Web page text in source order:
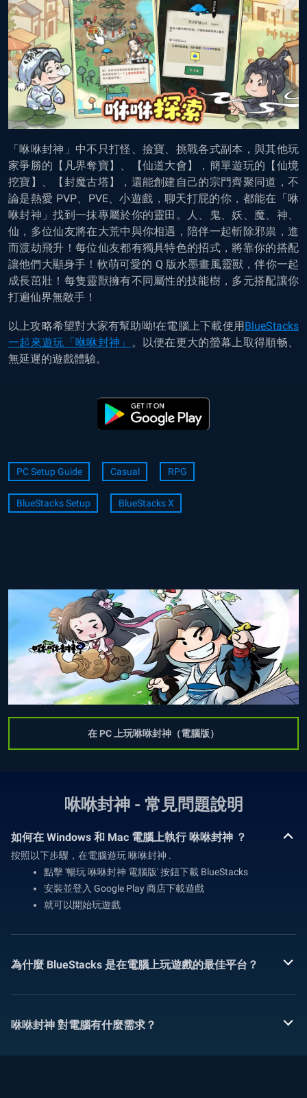
「咻咻封神」中不只打怪、撿寶、挑戰各式副本，與其他玩
家爭勝的【凡界奪寶】、【仙道大會】，簡單遊玩的【仙境
挖寶】、【封魔古塔】，還能創建自己的宗門齊聚同道，不
論是熱愛 PVP、PVE、小遊戲，聊天打屁的你，都能在 「咻
咻封神」找到一抹專屬於你的靈田。人、鬼、妖、魔、神、
仙，多位仙友將在大荒中與你相遇，陪伴一起斬除邪祟，進
而渡劫飛升！每位仙友都有獨具特色的招式，將靠你的搭配
讓他們大顯身手！軟萌可愛的 Q 版水墨畫風靈獸，伴你一起
成長茁壯！每隻靈獸擁有不同屬性的技能樹，多元搭配讓你
打遍仙界無敵手！
以上攻略希望對大家有幫助呦!在電腦上下載使用BlueStacks
一起來遊玩「咻咻封神」 。以便在更大的螢幕上取得順畅、
無延遲的遊戲體驗。
PC Setup Guide Casual RPG
BlueStacks Setup BlueStacks X
在 PC 上玩咻咻封神（電腦版）
咻咻封神 - 常見問題說明
如何在 Windows 和 Mac 電腦上執行 咻咻封神 ？
按照以下步驟，在電腦遊玩 咻咻封神 .
點擊 '暢玩 咻咻封神 電腦版' 按鈕下載 BlueStacks
安裝並登入 Google Play 商店下載遊戲
就可以開始玩遊戲
為什麼 BlueStacks 是在電腦上玩遊戲的最佳平台？
咻咻封神 對電腦有什麼需求？